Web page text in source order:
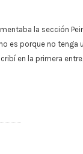
la sección
es porque no tenga
en la primera